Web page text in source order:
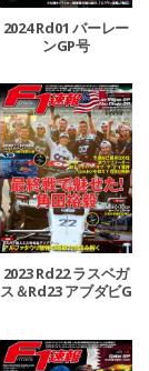
2024 Rd01 バーレー
ンGP号
2023 Rd22 ラスベガ
ス＆Rd23 アブダビG